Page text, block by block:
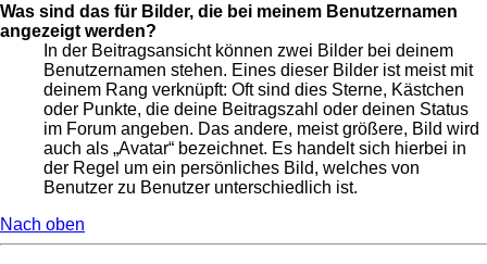
Was sind das für Bilder, die bei meinem Benutzernamen
angezeigt werden?
In der Beitragsansicht können zwei Bilder bei deinem
Benutzernamen stehen. Eines dieser Bilder ist meist mit
deinem Rang verknüpft: Oft sind dies Sterne, Kästchen
oder Punkte, die deine Beitragszahl oder deinen Status
im Forum angeben. Das andere, meist größere, Bild wird
auch als „Avatar“ bezeichnet. Es handelt sich hierbei in
der Regel um ein persönliches Bild, welches von
Benutzer zu Benutzer unterschiedlich ist.
Nach oben